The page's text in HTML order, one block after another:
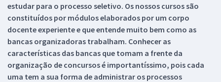
estudar para o processo seletivo. Os nossos cursos são
constituídos por módulos elaborados por um corpo
docente experiente e que entende muito bem como as
bancas organizadoras trabalham. Conhecer as
características das bancas que tomam a frente da
organização de concursos é importantíssimo, pois cada
uma tem a sua forma de administrar os processos